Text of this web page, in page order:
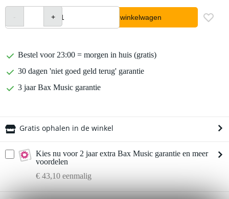
In winkelwagen
Bestel voor 23:00 = morgen in huis (gratis)
30 dagen 'niet goed geld terug' garantie
3 jaar Bax Music garantie
Gratis ophalen in de winkel
Kies nu voor 2 jaar extra Bax Music garantie en meer
voordelen
€ 43,10 eenmalig